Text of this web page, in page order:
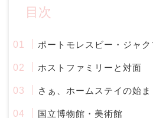
目次
ポートモレスビー・ジャ
ホストファミリーと対面
さぁ、ホームステイの始ま
国立博物館・美術館